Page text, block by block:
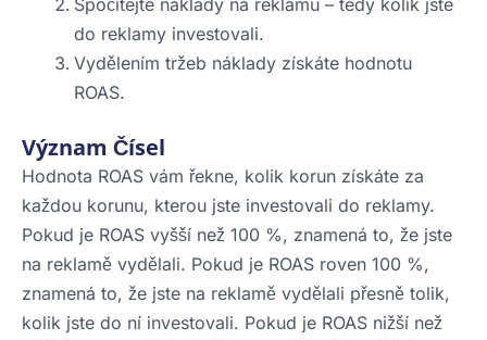
Spočítejte náklady na reklamu – tedy kolik jste
do reklamy investovali.
Vydělením tržeb náklady získáte hodnotu
ROAS.
Význam Čísel
Hodnota ROAS vám řekne, kolik korun získáte za
každou korunu, kterou jste investovali do reklamy.
Pokud je ROAS vyšší než 100 %, znamená to, že jste
na reklamě vydělali. Pokud je ROAS roven 100 %,
znamená to, že jste na reklamě vydělali přesně tolik,
kolik jste do ní investovali. Pokud je ROAS nižší než